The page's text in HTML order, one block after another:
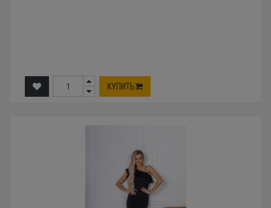
КУПИТЬ